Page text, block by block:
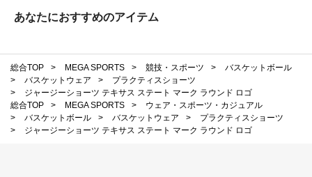
あなたにおすすめのアイテム
総合TOP > MEGA SPORTS > 競技・スポーツ >
バスケットボール
>
バスケットウェア >
プラクティスショーツ
>
ジャージーショーツ テキサス ステート マーク ラウンド ロゴ
総合TOP
> MEGA SPORTS >
ウェア・スポーツ・カジュアル
>
バスケットボール > バスケットウェア >
プラクティスショーツ
>
ジャージーショーツ テキサス ステート マーク ラウンド ロゴ